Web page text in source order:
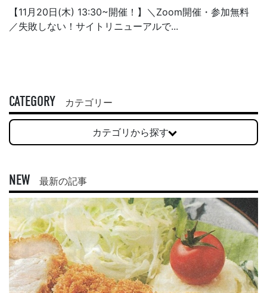
【11月20日(木) 13:30~開催！】＼Zoom開催・参加無料
／失敗しない！サイトリニューアルで...
CATEGORY カテゴリー
カテゴリから探す
NEW 最新の記事